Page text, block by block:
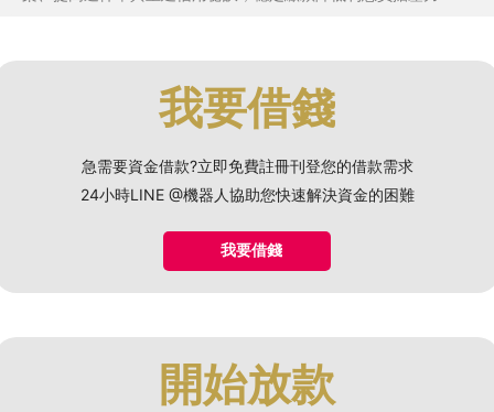
我要借錢
急需要資金借款?立即免費註冊刊登您的借款需求
24小時LINE @機器人協助您快速解決資金的困難
我要借錢
開始放款